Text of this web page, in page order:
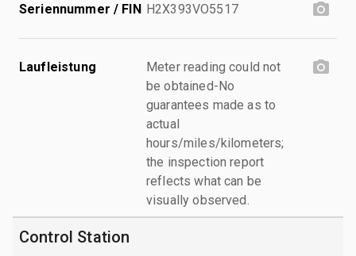
Seriennummer / FIN H2X393VO5517
Laufleistung
Meter reading could not
be obtained-No
guarantees made as to
actual
hours/miles/kilometers;
the inspection report
reflects what can be
visually observed.
Control Station